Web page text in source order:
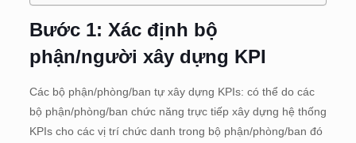
Bước 1: Xác định bộ
phận/người xây dựng KPI
Các bộ phận/phòng/ban tự xây dựng KPIs: có thể do các
bộ phận/phòng/ban chức năng trực tiếp xây dựng hệ thống
KPIs cho các vị trí chức danh trong bộ phận/phòng/ban đó